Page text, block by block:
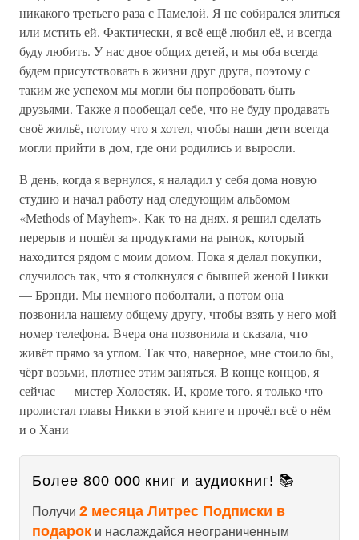
никакого третьего раза с Памелой. Я не собирался злиться
или мстить ей. Фактически, я всё ещё любил её, и всегда
буду любить. У нас двое общих детей, и мы оба всегда
будем присутствовать в жизни друг друга, поэтому с
таким же успехом мы могли бы попробовать быть
друзьями. Также я пообещал себе, что не буду продавать
своё жильё, потому что я хотел, чтобы наши дети всегда
могли прийти в дом, где они родились и выросли.
В день, когда я вернулся, я наладил у себя дома новую
студию и начал работу над следующим альбомом
«Methods of Mayhem». Как-то на днях, я решил сделать
перерыв и пошёл за продуктами на рынок, который
находится рядом с моим домом. Пока я делал покупки,
случилось так, что я столкнулся с бывшей женой Никки
— Брэнди. Мы немного поболтали, а потом она
позвонила нашему общему другу, чтобы взять у него мой
номер телефона. Вчера она позвонила и сказала, что
живёт прямо за углом. Так что, наверное, мне стоило бы,
чёрт возьми, плотнее этим заняться. В конце концов, я
сейчас — мистер Холостяк. И, кроме того, я только что
пролистал главы Никки в этой книге и прочёл всё о нём
и о Хани
Более 800 000 книг и аудиокниг! 📚
Получи 2 месяца Литрес Подписки в
подарок и наслаждайся неограниченным